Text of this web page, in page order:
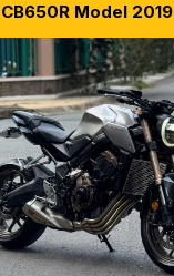
Model 2019